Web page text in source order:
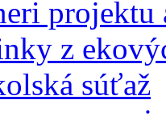
projektu
z
súťaž